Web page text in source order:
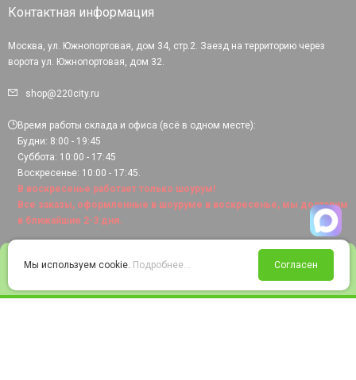
Войти Избранное Корзина
Контактная информация
Москва, ул. Южнопортовая, дом 34, стр.2. Заезд на территорию через
ворота ул. Южнопортовая, дом 32.
shop@220city.ru
Время работы склада и офиса (всё в одном месте):
Будни: 8:00 - 19:45
Суббота: 10:00 - 17:45
Воскресенье: 10:00 - 17:45.
В воскресенье работает только шоурум!
Все заказы, оформленные в шоуруме в воскресенье, мы доставим
в ближайшие 2-3 дня.
Мы используем cookie. Подробнее... Согласен